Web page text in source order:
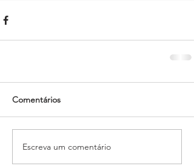
Comentários
Escreva um comentário